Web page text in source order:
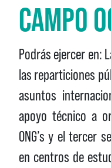
CAMPO
Podrás ejercer en:
las reparticiones
asuntos
apoyo técnico a
ONG’s y el tercer
en centros de